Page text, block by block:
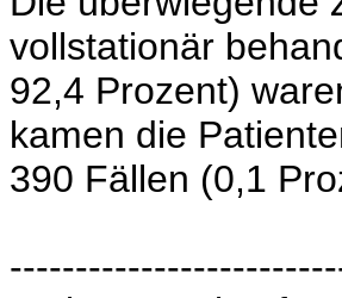
vollstationär
92,4 Prozent)
kamen die
390 Fällen (0,1